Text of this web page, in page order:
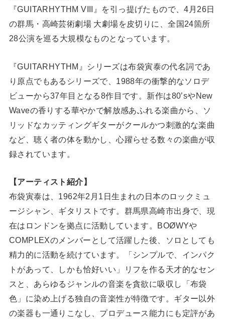
『GUITARHYTHM VIII』を引っ提げたもので、4月26日
の群馬・高崎芸術劇場 大劇場を皮切りに、全国24箇所
28公演を巡る大規模なものとなっています。
『GUITARHYTHM』シリーズは布袋寅泰の代名詞であ
り原点でもあるシリーズで、1988年の衝撃的なソロデ
ビューから37年目となる8作目です。新作は80’sやNew
Waveの香りする華やかで解放感あふれる楽曲から、ソ
リッドなカッティングギターがクールかつ刺激的な楽曲
など、聴く者の体を動かし、心躍らせる数々の楽曲が収
録されています。
【アーティスト紹介】
布袋寅泰は、1962年2月1日生まれの日本のロックミュ
ージシャン、ギタリストです。群馬県高崎市出身で、現
在はロンドンを拠点に活動しています。BOØWYや
COMPLEXのメンバーとして活躍した後、ソロとしても
精力的に活動を続けています。「シンプルで、インパク
トがあって、しかも恰好いい」リフを作る天才的なセン
スと、あらゆるジャンルの音楽を貪欲に吸収し「布袋
色」に染め上げる独自の音楽性が特徴です。ギター以外
の楽器も一通りこなし、プロデュース能力にも定評があ